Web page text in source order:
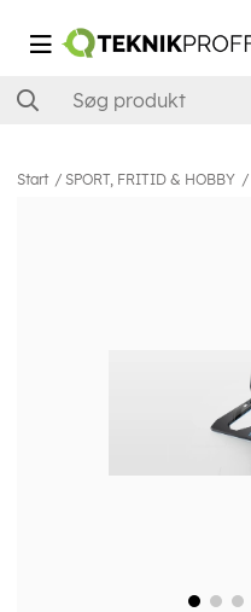
Start SPORT, FRITID & HOBBY